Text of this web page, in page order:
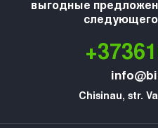
выгодные
следующего
Chisinau, str.